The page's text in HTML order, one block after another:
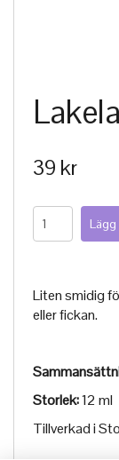
39 kr
Liten smidig
eller fickan.
Storlek:12 ml
Tillverkad i